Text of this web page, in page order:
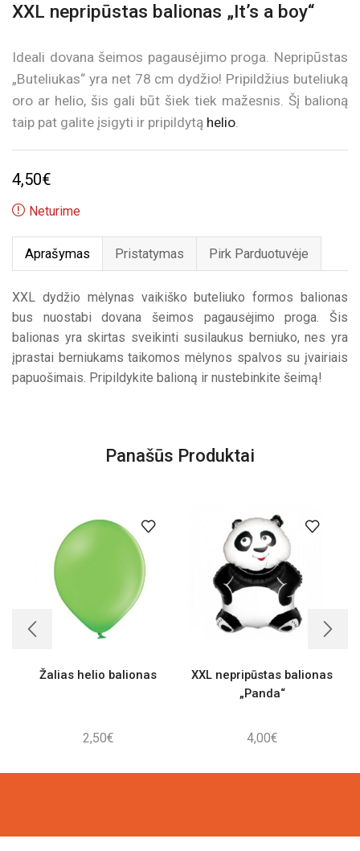
XXL nepripūstas balionas „It’s a boy“
Ideali dovana šeimos pagausėjimo proga. Nepripūstas
„Buteliukas“ yra net 78 cm dydžio! Pripildžius buteliuką
oro ar helio, šis gali būt šiek tiek mažesnis. Šį balioną
taip pat galite įsigyti ir pripildytą helio.
4,50€
Neturime
Aprašymas Pristatymas Pirk Parduotuvėje
XXL dydžio mėlynas vaikiško buteliuko formos balionas
bus nuostabi dovana šeimos pagausėjimo proga. Šis
balionas yra skirtas sveikinti susilaukus berniuko, nes yra
įprastai berniukams taikomos mėlynos spalvos su įvairiais
papuošimais. Pripildykite balioną ir nustebinkite šeimą!
Panašūs Produktai
Žalias helio balionas
2,50€
XXL nepripūstas balionas
„Panda“
4,00€